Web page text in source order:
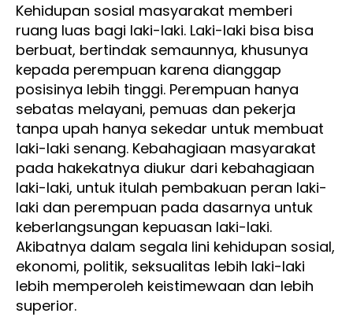
Kehidupan sosial masyarakat memberi
ruang luas bagi laki-laki. Laki-laki bisa bisa
berbuat, bertindak semaunnya, khusunya
kepada perempuan karena dianggap
posisinya lebih tinggi. Perempuan hanya
sebatas melayani, pemuas dan pekerja
tanpa upah hanya sekedar untuk membuat
laki-laki senang. Kebahagiaan masyarakat
pada hakekatnya diukur dari kebahagiaan
laki-laki, untuk itulah pembakuan peran laki-
laki dan perempuan pada dasarnya untuk
keberlangsungan kepuasan laki-laki.
Akibatnya dalam segala lini kehidupan sosial,
ekonomi, politik, seksualitas lebih laki-laki
lebih memperoleh keistimewaan dan lebih
superior.